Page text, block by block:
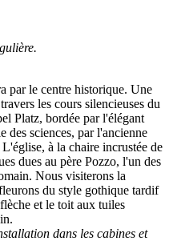
par le centre historique. Une
les cours silencieuses du
Platz, bordée par l'élégant
des sciences, par l'ancienne
à la chaire incrustée de
dues au père Pozzo, l'un des
Nous visiterons la
du style gothique tardif
et le toit aux tuiles
dans les cabines et